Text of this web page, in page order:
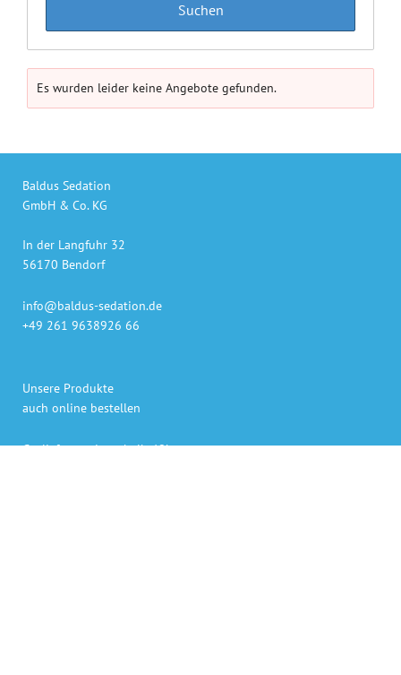
Es wurden leider keine Angebote gefunden.
Baldus Sedation
GmbH & Co. KG
In der Langfuhr 32
56170 Bendorf
info@baldus-sedation.de
+49 261 9638926 66
Unsere Produkte
auch online bestellen
Gaslieferung innerhalb 48h